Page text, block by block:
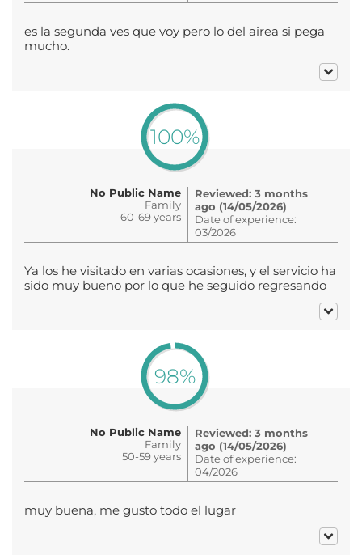
es la segunda ves que voy pero lo del airea si pega
mucho.
100%
No Public Name
Family
60-69 years
Reviewed: 3 months
ago (14/05/2026)
Date of experience:
03/2026
Ya los he visitado en varias ocasiones, y el servicio ha
sido muy bueno por lo que he seguido regresando
98%
No Public Name
Family
50-59 years
Reviewed: 3 months
ago (14/05/2026)
Date of experience:
04/2026
muy buena, me gusto todo el lugar